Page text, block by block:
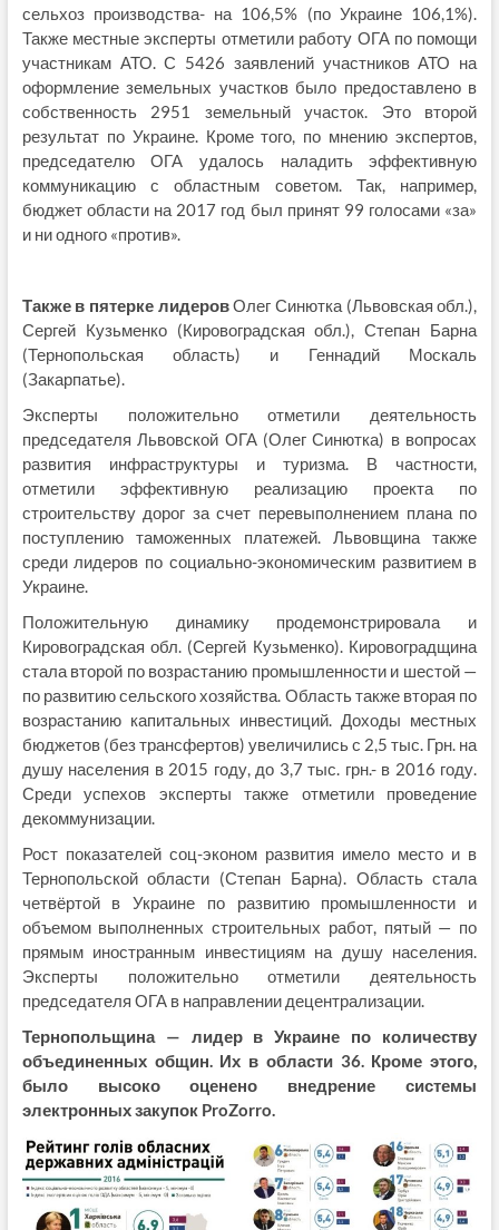
сельхоз производства- на 106,5% (по Украине 106,1%).
Также местные эксперты отметили работу ОГА по помощи
участникам АТО. С 5426 заявлений участников АТО на
оформление земельных участков было предоставлено в
собственность 2951 земельный участок. Это второй
результат по Украине. Кроме того, по мнению экспертов,
председателю ОГА удалось наладить эффективную
коммуникацию с областным советом. Так, например,
бюджет области на 2017 год был принят 99 голосами «за»
и ни одного «против».
Также в пятерке лидеровОлег Синютка (Львовская обл.),
Сергей Кузьменко (Кировоградская обл.), Степан Барна
(Тернопольская область) и Геннадий Москаль
(Закарпатье).
Эксперты положительно отметили деятельность
председателя Львовской ОГА (Олег Синютка) в вопросах
развития инфраструктуры и туризма. В частности,
отметили эффективную реализацию проекта по
строительству дорог за счет перевыполнением плана по
поступлению таможенных платежей. Львовщина также
среди лидеров по социально-экономическим развитием в
Украине.
Положительную динамику продемонстрировала и
Кировоградская обл. (Сергей Кузьменко). Кировоградщина
стала второй по возрастанию промышленности и шестой —
по развитию сельского хозяйства. Область также вторая по
возрастанию капитальных инвестиций. Доходы местных
бюджетов (без трансфертов) увеличились с 2,5 тыс. Грн. на
душу населения в 2015 году, до 3,7 тыс. грн.- в 2016 году.
Среди успехов эксперты также отметили проведение
декоммунизации.
Рост показателей соц-эконом развития имело место и в
Тернопольской области (Степан Барна). Область стала
четвёртой в Украине по развитию промышленности и
объемом выполненных строительных работ, пятый — по
прямым иностранным инвестициям на душу населения.
Эксперты положительно отметили деятельность
председателя ОГА в направлении децентрализации.
Тернопольщина — лидер в Украине по количеству
объединенных общин. Их в области 36. Кроме этого,
было высоко оценено внедрение системы
электронных закупок ProZorro.